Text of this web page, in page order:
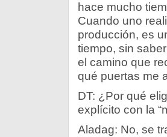
hace mucho
Cuando uno
producción, es
tiempo, sin
el camino que
qué puertas me
DT: ¿Por qué
explícito con la
Aladag: No, se